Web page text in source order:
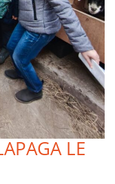
LE